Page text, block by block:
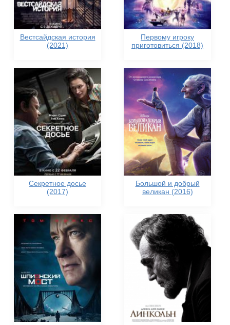
Вестсайдская история
(2021)
Первому игроку
приготовиться (2018)
Секретное досье
(2017)
Большой и добрый
великан (2016)